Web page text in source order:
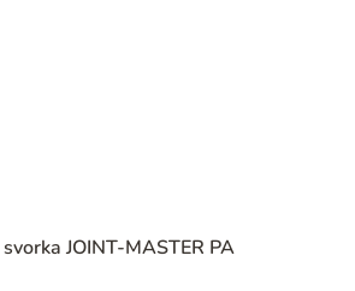
JOINT-MASTER PA
hodnotenie